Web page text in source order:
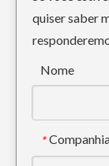
quiser saber
Nome
*